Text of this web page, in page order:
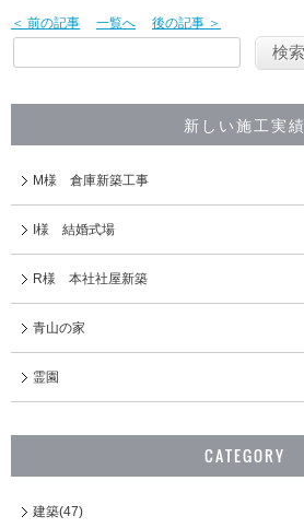
＜ 前の記事 一覧へ 後の記事 ＞
新しい施工実績
M様 倉庫新築工事
I様 結婚式場
R様 本社社屋新築
青山の家
霊園
CATEGORY
建築(47)